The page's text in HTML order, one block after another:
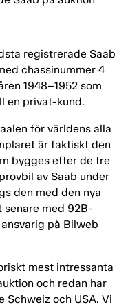
registrerade Saab
chassinummer 4
1948–1952 som
en privat-kund.
för världens alla
är faktiskt den
bygges efter de tre
av Saab under
den med den nya
senare med 92B-
på Bilweb
mest intressanta
och redan har
Schweiz och USA. Vi